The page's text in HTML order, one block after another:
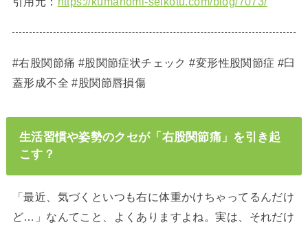
#右股関節痛 #股関節症状チェック #変形性股関節症 #臼
蓋形成不全 #股関節唇損傷
生活習慣や姿勢のクセが「右股関節痛」を引き起
こす？
「最近、気づくといつも右に体重かけちゃってるんだけ
ど…」なんてこと、よくありますよね。実は、それだけ